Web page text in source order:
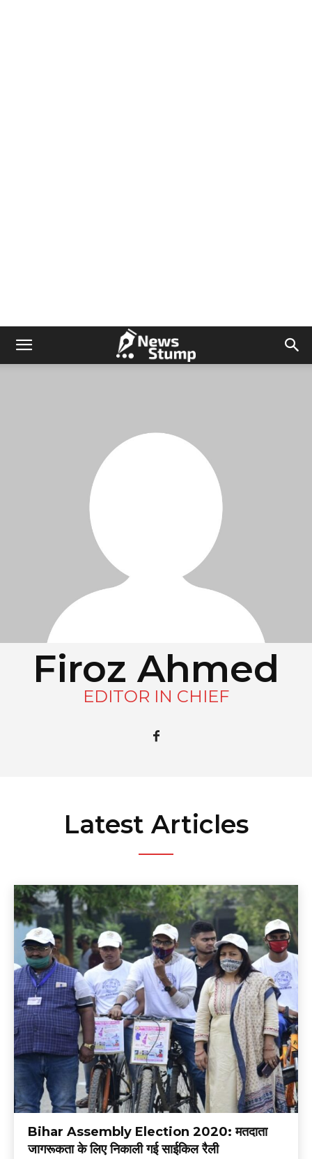
Firoz Ahmed
EDITOR IN CHIEF
Latest Articles
Bihar Assembly Election 2020: मतदाता
जागरूकता के लिए निकाली गई साईकिल रैली